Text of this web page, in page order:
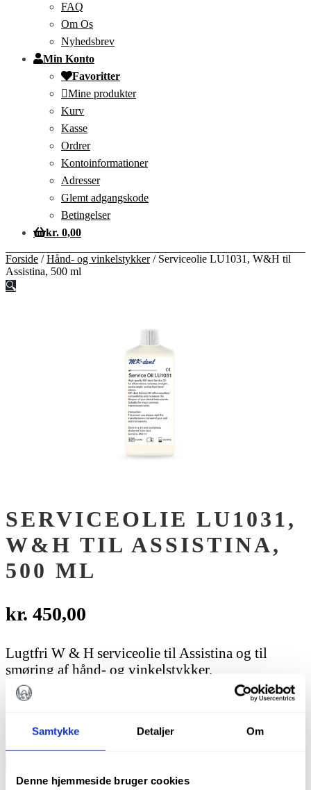
Samtykke Detaljer Om
Denne hjemmeside bruger cookies
FAQ
Om Os
Nyhedsbrev
Min Konto
Favoritter
Mine produkter
Kurv
Kasse
Ordrer
Kontoinformationer
Adresser
Glemt adgangskode
Betingelser
kr. 0,00
Forside /Hånd- og vinkelstykker/ Serviceolie LU1031, W&H til
Assistina, 500 ml
🔍
SERVICEOLIE LU1031,
W&H TIL ASSISTINA,
500 ML
kr. 450,00
Lugtfri W & H serviceolie til Assistina og til
smøring af hånd- og vinkelstykker.
Flaske m. 500 ml
Varenummer (SKU): LU1031 Kategorier: